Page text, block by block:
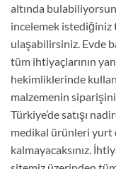
altında
incelemek
ulaşabilirsiniz. Evde
tüm ihtiyaçlarının
hekimliklerinde
malzemenin siparişini
Türkiye’de satışı
medikal ürünleri yurt
kalmayacaksınız.